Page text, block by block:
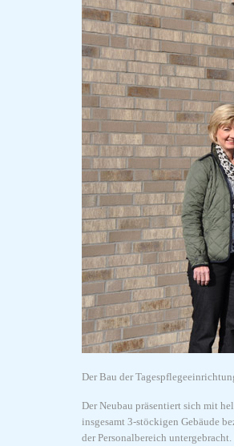
Der Bau der
Der Neubau präsentiert sich mit
insgesamt 3-stöckigen Gebäude
der Personalbereich